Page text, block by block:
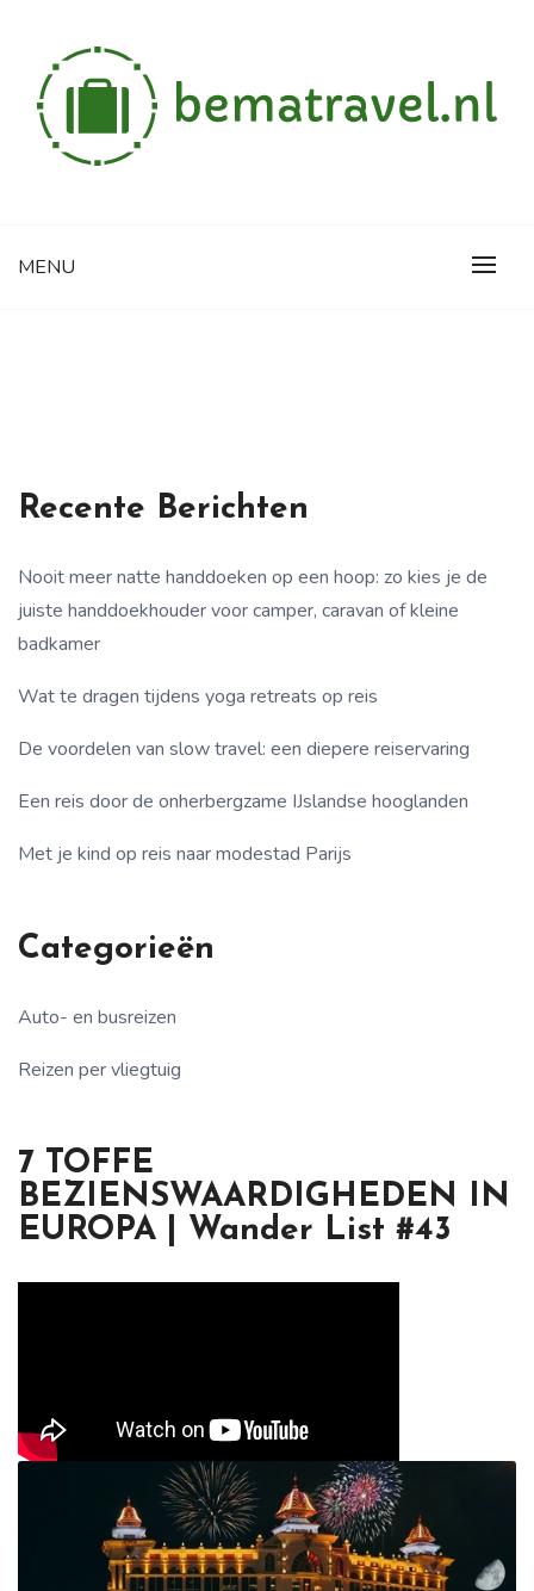
content
MENU
Recente Berichten
Nooit meer natte handdoeken op een hoop: zo kies je de
juiste handdoekhouder voor camper, caravan of kleine
badkamer
Wat te dragen tijdens yoga retreats op reis
De voordelen van slow travel: een diepere reiservaring
Een reis door de onherbergzame IJslandse hooglanden
Met je kind op reis naar modestad Parijs
Categorieën
Auto- en busreizen
Reizen per vliegtuig
7 TOFFE
BEZIENSWAARDIGHEDEN IN
EUROPA | Wander List #43